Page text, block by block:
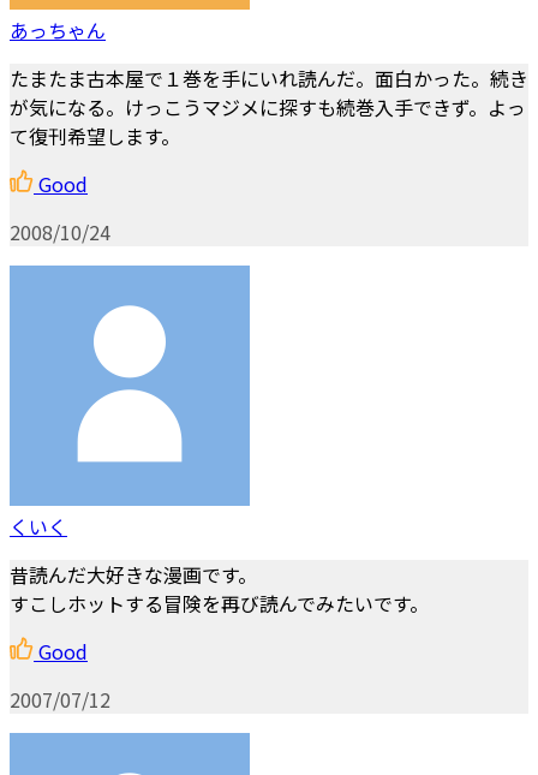
あっちゃん
たまたま古本屋で１巻を手にいれ読んだ。面白かった。続き
が気になる。けっこうマジメに探すも続巻入手できず。よっ
て復刊希望します。
Good
2008/10/24
くいく
昔読んだ大好きな漫画です。
すこしホットする冒険を再び読んでみたいです。
Good
2007/07/12